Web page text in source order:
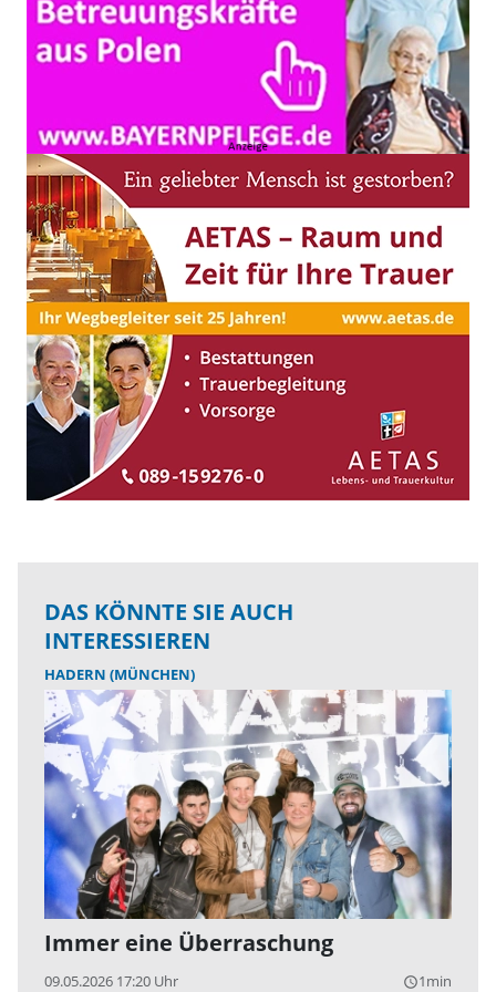
DAS KÖNNTE SIE AUCH
INTERESSIEREN
HADERN (MÜNCHEN)
Immer eine Überraschung
09.05.2026 17:20 Uhr query_builder1min